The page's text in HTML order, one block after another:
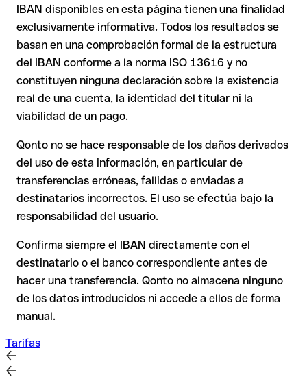
USD o GBP) pueden aplicarse comisiones de cambio
adicionales. Consulta previamente las condiciones vigentes
con Issue with interpolation.
transferencia se ejecuta hacia una cuenta ajena. En ese caso:
El banco receptor está obligado a colaborar en la
Tu entidad puede iniciar un proceso de reclamación a
destinatario ya ha retirado el dinero.
En transferencias internacionales fuera del área SEPA,
la recuperación es considerablemente más compleja y
conlleva comisiones adicionales.
Recomendación: Verifica siempre el IBAN antes de una
transferencia con nuestro
Verificador de IBAN
gratuito y, en
caso de duda, confírmalo directamente con el destinatario.
Esta precaución es especialmente importante con importes
elevados o en nuevas relaciones comerciales.
IBAN disponibles en esta página tienen una finalidad
exclusivamente informativa. Todos los resultados se
basan en una comprobación formal de la estructura
del IBAN conforme a la norma ISO 13616 y no
constituyen ninguna declaración sobre la existencia
real de una cuenta, la identidad del titular ni la
viabilidad de un pago.
Qonto no se hace responsable de los daños derivados
del uso de esta información, en particular de
transferencias erróneas, fallidas o enviadas a
destinatarios incorrectos. El uso se efectúa bajo la
responsabilidad del usuario.
Confirma siempre el IBAN directamente con el
destinatario o el banco correspondiente antes de
hacer una transferencia. Qonto no almacena ninguno
de los datos introducidos ni accede a ellos de forma
manual.
Tarifas